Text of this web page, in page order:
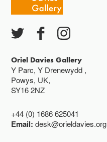
Oriel Davies Gallery
Y Parc, Y Drenewydd ,
Powys, UK,
SY16 2NZ
+44 (0) 1686 625041
Email:desk@orieldavies.org